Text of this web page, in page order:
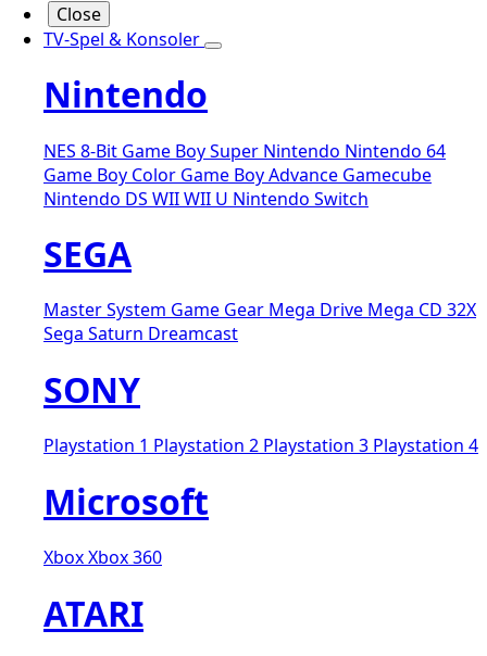
Close
TV-Spel & Konsoler
Nintendo
NES 8-Bit Game BoySuper Nintendo Nintendo 64
Game Boy Color Game Boy Advance Gamecube
Nintendo DS WIIWII U Nintendo Switch
SEGA
Master System Game Gear Mega Drive Mega CD 32X
Sega Saturn Dreamcast
SONY
Playstation 1 Playstation 2 Playstation 3 Playstation 4
Microsoft
XboxXbox 360
ATARI